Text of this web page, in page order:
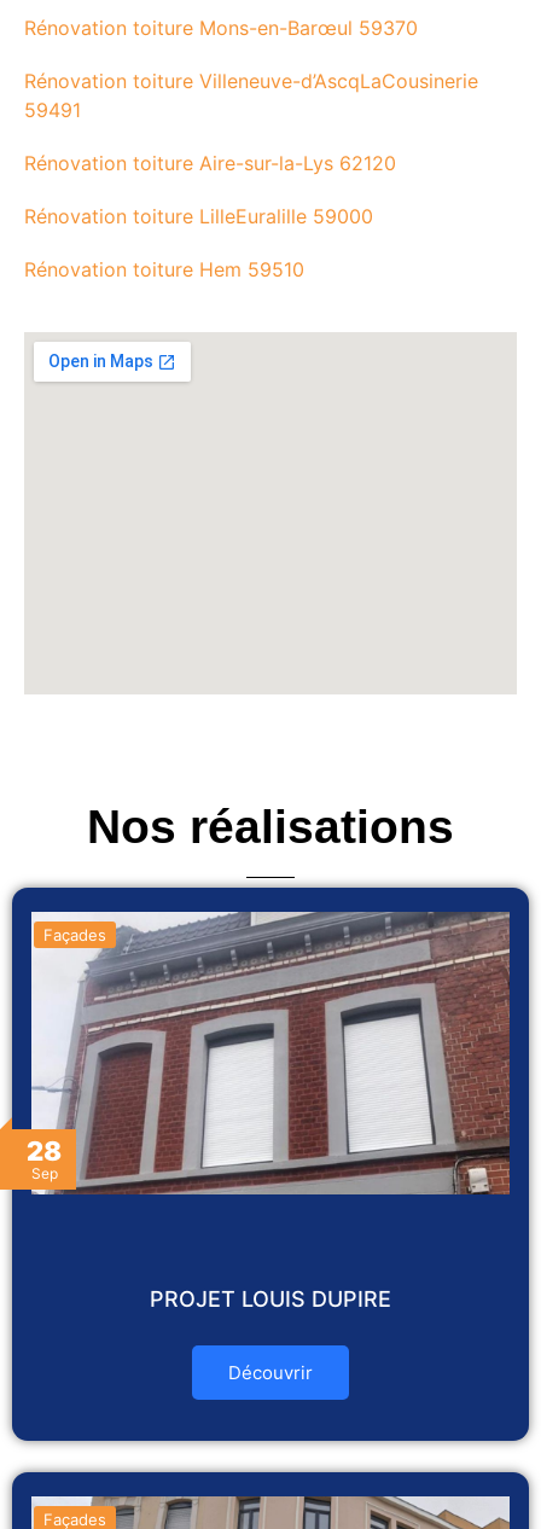
Rénovation toiture Mons-en-Barœul 59370
Rénovation toiture Villeneuve-d’AscqLaCousinerie
59491
Rénovation toiture Aire-sur-la-Lys 62120
Rénovation toiture LilleEuralille 59000
Rénovation toiture Hem 59510
Nos réalisations
28
Sep
Façades
PROJET LOUIS DUPIRE
Découvrir
Façades